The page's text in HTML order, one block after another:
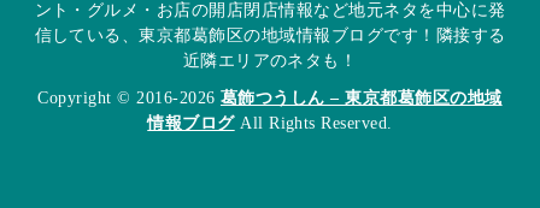
ント・グルメ・お店の開店閉店情報など地元ネタを中心に発
信している、東京都葛飾区の地域情報ブログです！隣接する
近隣エリアのネタも！
Copyright © 2016-2026 葛飾つうしん – 東京都葛飾区の地域
情報ブログAll Rights Reserved.